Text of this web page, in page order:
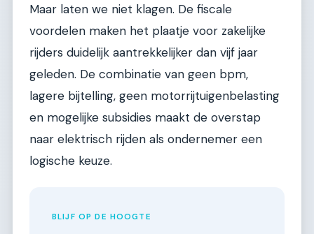
Maar laten we niet klagen. De fiscale
voordelen maken het plaatje voor zakelijke
rijders duidelijk aantrekkelijker dan vijf jaar
geleden. De combinatie van geen bpm,
lagere bijtelling, geen motorrijtuigenbelasting
en mogelijke subsidies maakt de overstap
naar elektrisch rijden als ondernemer een
logische keuze.
BLIJF OP DE HOOGTE